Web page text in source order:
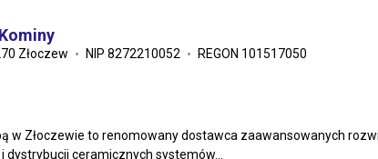
Złoczew NIP 8272210052 REGON 101517050
w Złoczewie to renomowany dostawca zaawansowanych
dystrybucji ceramicznych systemów...